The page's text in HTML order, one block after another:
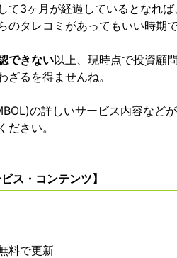
て3ヶ月が経過しているとなれ
のタレコミがあってもいい時期で
できない以上、現時点で投資顧
ざるを得ませんね。
の詳しいサービス内容など
ださい。
ス・コンテンツ】
料で更新